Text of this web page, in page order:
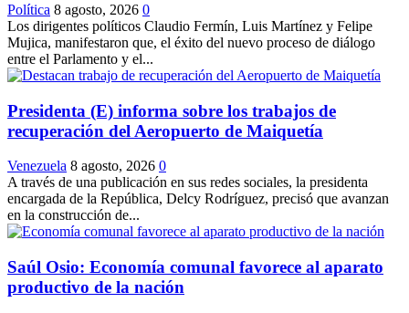
Política 8 agosto, 2026 0
Los dirigentes políticos Claudio Fermín, Luis Martínez y Felipe
Mujica, manifestaron que, el éxito del nuevo proceso de diálogo
entre el Parlamento y el...
Presidenta (E) informa sobre los trabajos de
recuperación del Aeropuerto de Maiquetía
Venezuela 8 agosto, 2026 0
A través de una publicación en sus redes sociales, la presidenta
encargada de la República, Delcy Rodríguez, precisó que avanzan
en la construcción de...
Saúl Osio: Economía comunal favorece al aparato
productivo de la nación